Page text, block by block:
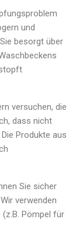
und
besorgt über
versuchen, die
dass nicht
Produkte aus
Sie sicher
verwenden
Pömpel für